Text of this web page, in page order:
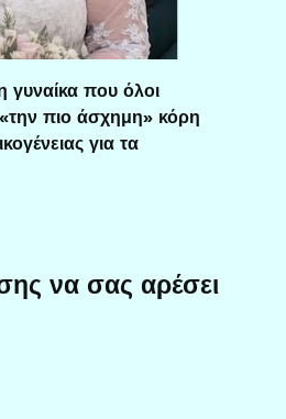
γυναίκα που όλοι
πιο άσχημη» κόρη
για τα
να σας αρέσει